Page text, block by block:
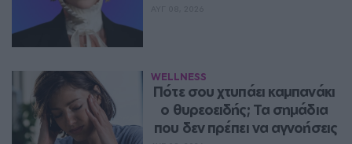
WELLNESS
Πότε σου χτυπάει καμπανάκι
ο θυρεοειδής; Τα σημάδια
που δεν πρέπει να αγνοήσεις